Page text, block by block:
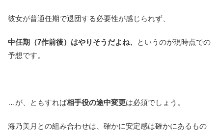
彼女が普通任期で退団する必要性が感じられず、
中任期（7作前後）はやりそうだよね、
というのが現時点での
予想です。
…が、ともすれば相手役の途中変更は必須でしょう。
海乃美月との組み合わせは、確かに安定感は確かにあるもの